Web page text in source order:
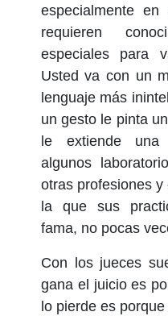
especialmente
requieren
especiales para
Usted va con un
lenguaje más
un gesto le pinta
le extiende una
algunos
otras profesiones
la que sus
fama, no pocas
Con los jueces
gana el juicio es
lo pierde es